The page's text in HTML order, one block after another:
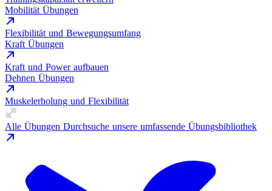
Mobilität Übungen
Flexibilität und Bewegungsumfang
Kraft Übungen
Kraft und Power aufbauen
Dehnen Übungen
Muskelerholung und Flexibilität
Alle Übungen Durchsuche unsere umfassende Übungsbibliothek